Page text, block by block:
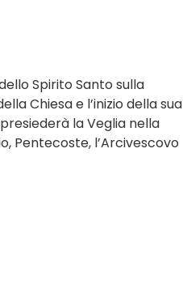
Spirito Santo sulla
Chiesa e l’inizio della sua
la Veglia nella
Pentecoste, l’Arcivescovo